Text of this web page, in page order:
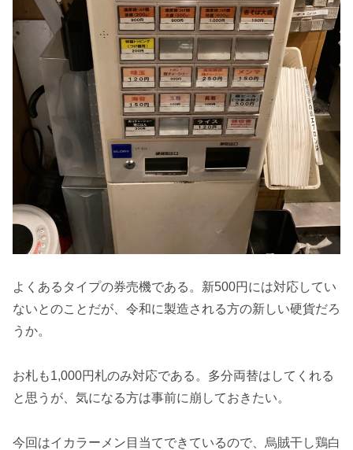
よくあるタイプの券売機である。新500円には対応してい
ないとのことだが、令和に製造される方の新しい硬貨だろ
うか。
お札も1,000円札のみ対応である。多分両替はしてくれる
と思うが、気になる方は事前に崩しておきたい。
今回はイカラーメン目当てできているので、烏賊干し鶏白